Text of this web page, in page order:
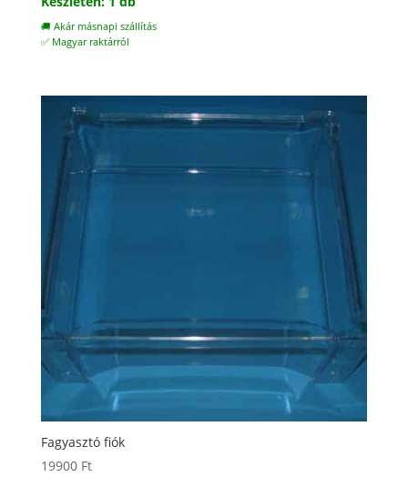
🚚 Akár másnapi szállítás
✅ Magyar raktárról
Fagyasztó fiók
19900 Ft